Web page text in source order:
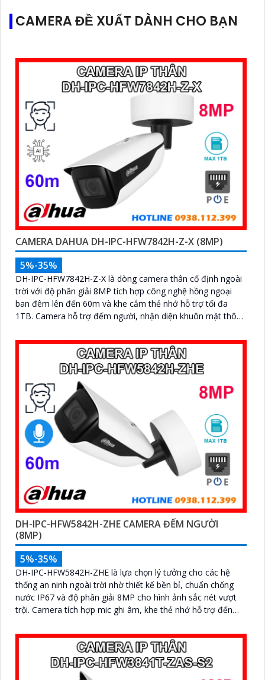
CAMERA ĐỀ XUẤT DÀNH CHO BẠN
CAMERA DAHUA DH-IPC-HFW7842H-Z-X (8MP)
5%-35%
DH-IPC-HFW7842H-Z-X là dòng camera thân cố định ngoài
trời với độ phân giải 8MP tích hợp công nghệ hồng ngoại
ban đêm lên đến 60m và khe cắm thẻ nhớ hỗ trợ tối đa
1TB. Camera hỗ trợ đếm người, nhận diện khuôn mặt thông
hợp cho các khu vực giám sát ngoài trời, hỗ trợ tính năng
quản lý chỗ đỗ xe hiệu quả cho các bãi giữ xe
DH-IPC-HFW5842H-ZHE CAMERA ĐẾM NGƯỜI
(8MP)
5%-35%
DH-IPC-HFW5842H-ZHE là lựa chọn lý tưởng cho các hệ
thống an ninh ngoài trời nhờ thiết kế bền bỉ, chuẩn chống
nước IP67 và độ phân giải 8MP cho hình ảnh sắc nét vượt
trội. Camera tích hợp mic ghi âm, khe thẻ nhớ hỗ trợ đến
dàng, tiết kiệm chi phí